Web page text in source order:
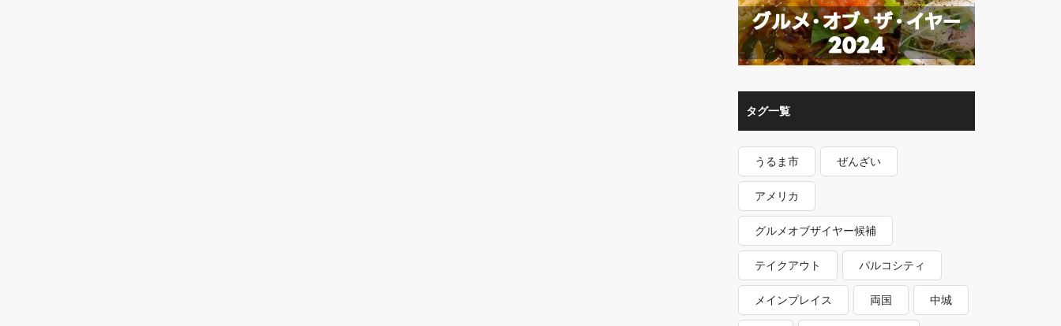
タグ一覧
うるま市 ぜんざい
アメリカ
グルメオブザイヤー候補
テイクアウト パルコシティ
メインプレイス 両国 中城